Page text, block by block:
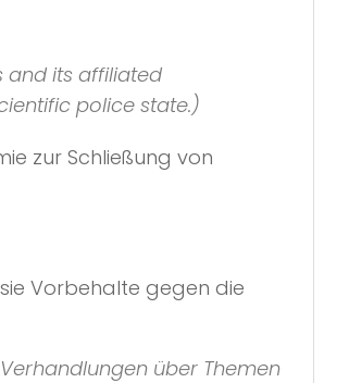
and its affiliated
police state.)
zur Schließung von
Vorbehalte gegen die
über Themen